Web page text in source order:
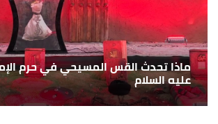
ماذا تحدث القس المسيحي في حرم
عليه السلام